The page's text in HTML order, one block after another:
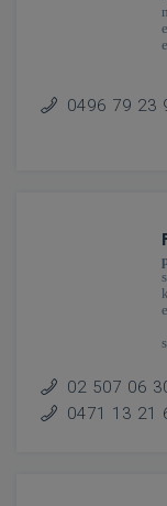
0496 79 23
02 507 06
0471 13 21